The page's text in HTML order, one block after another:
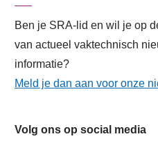
Ben je SRA-lid en wil je op
van actueel vaktechnisch
informatie?
Meld je dan aan voor onze
Volg ons op social media